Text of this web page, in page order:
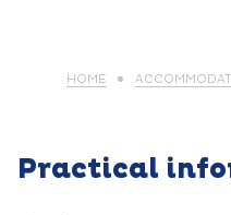
HOME
Practical